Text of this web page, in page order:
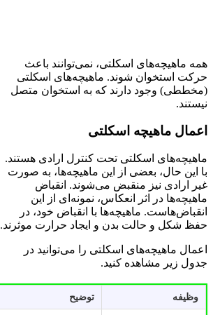
همه ماهیچه‌های اسکلتی، نمی‌توانند باعث
حرکت استخوان شوند. ماهیچه‌های اسکلتی
(مخططی) وجود دارند که به استخوان متصل
نیستند.
اعمال ماهیچه اسکلتی
ماهیچه‌های اسکلتی تحت کنترل ارادی هستند.
با این حال، بعضی از این ماهیچه‌ها، به صورت
غیر ارادی نیز منقبض می‌شوند. انقباض
ماهیچه‌ها در اثر انعکاس، نمونه‌ای از این
انقباض‌هاست. ماهیچه‌ها با انقباض خود، در
حفظ شکل و حالت بدن و ایجاد حرارت موثرند.
اعمال ماهیچه‌های اسکلتی را می‌توانید در
جدول زیر مشاهده کنید.
وظیفه توضیح